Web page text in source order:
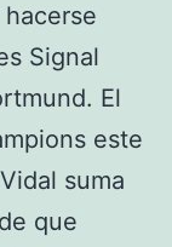
Signal
El
este
suma
que